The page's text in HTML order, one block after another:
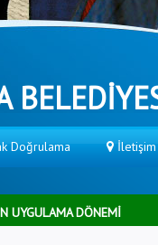
Doğrulama İletişim
UYGULAMA DÖNEMİ